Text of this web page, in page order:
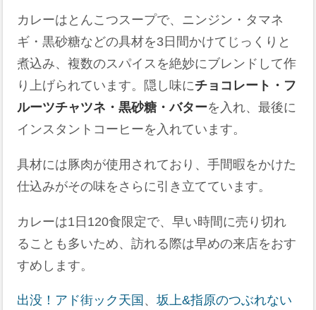
カレーはとんこつスープで、ニンジン・タマネ
ギ・黒砂糖などの具材を3日間かけてじっくりと
煮込み、複数のスパイスを絶妙にブレンドして作
り上げられています。隠し味にチョコレート・フ
ルーツチャツネ・黒砂糖・バターを入れ、最後に
インスタントコーヒーを入れています。
具材には豚肉が使用されており、手間暇をかけた
仕込みがその味をさらに引き立てています​。
カレーは1日120食限定で、早い時間に売り切れ
ることも多いため、訪れる際は早めの来店をおす
すめします。
出没！アド街ック天国 、坂上&指原のつぶれない